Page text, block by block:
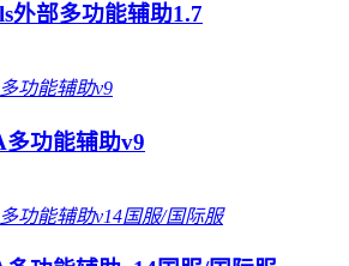
外部多功能辅助1.7
功能辅助v9